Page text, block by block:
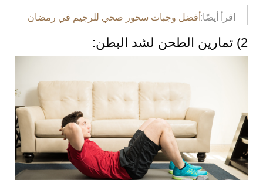
اقرأ أيضًا:أفضل وجبات سحور صحي للرجيم في رمضان
2) تمارين الطحن لشد البطن: